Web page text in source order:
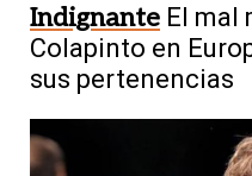
Indignante El mal
Colapinto en
sus pertenencias